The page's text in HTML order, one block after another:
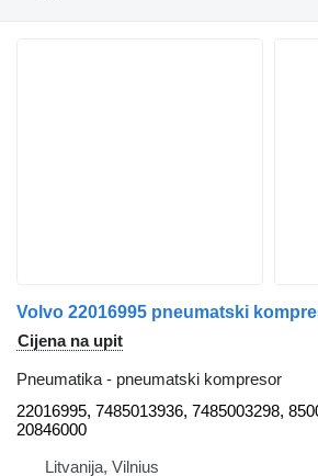
Cijena na upit
Pneumatika - pneumatski kompresor
22016995, 7485013936, 7485003298,
20846000
Litvanija, Vilnius